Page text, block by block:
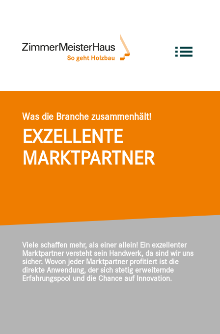
Was die Branche zusammenhält!
EXZELLENTE
MARKTPARTNER
Viele schaffen mehr, als einer allein! Ein exzellenter
Marktpartner versteht sein Handwerk, da sind wir uns
sicher. Wovon jeder Marktpartner profitiert ist die
direkte Anwendung, der sich stetig erweiternde
Erfahrungspool und die Chance auf Innovation.